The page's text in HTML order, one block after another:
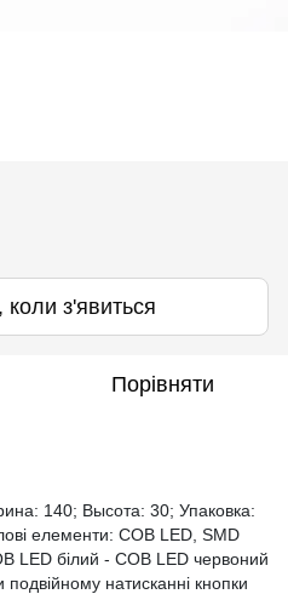
коли з'явиться
Порівняти
140; Высота: 30; Упаковка:
елементи: СОВ LED, SMD
LED білий - СОВ LED червоний
натисканні кнопки